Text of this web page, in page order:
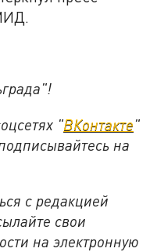
"ВКонтакте"
на
с редакцией
свои
на электронную